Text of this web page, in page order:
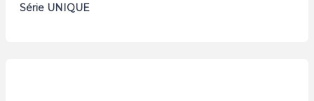
Série UNIQUE